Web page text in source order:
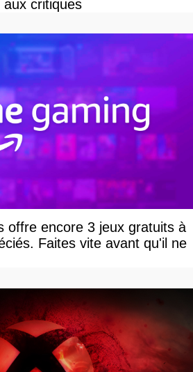
critiques
offre encore 3 jeux gratuits à
Faites vite avant qu'il ne